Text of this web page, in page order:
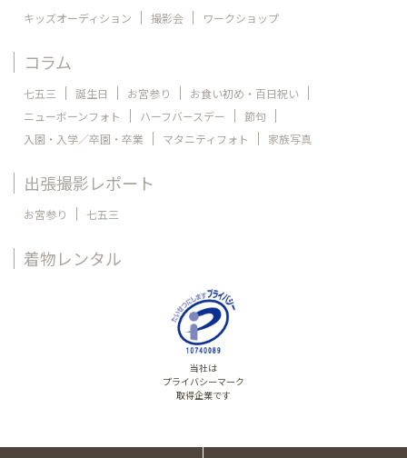
キッズオーディション 撮影会 ワークショップ
コラム
七五三 誕生日 お宮参り
お食い初め・百日祝い
ニューボーンフォト
ハーフバースデー
節句
入園・入学／卒園・卒業
マタニティフォト 家族写真
出張撮影レポート
お宮参り 七五三
着物レンタル
当社は
プライバシーマーク
取得企業です